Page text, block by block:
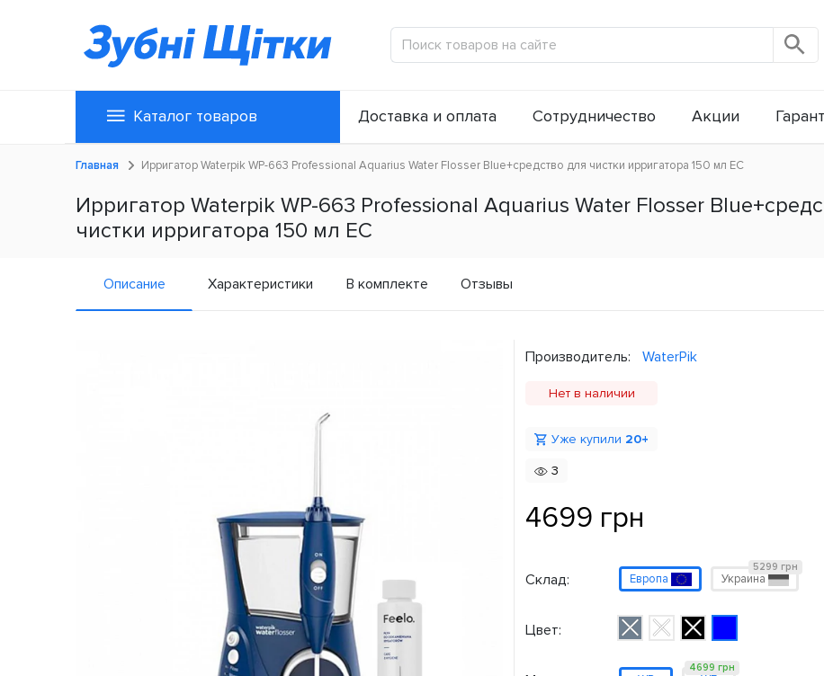
Каталог товаров Доставка и оплата Сотрудничество Акции
Главная Ирригатор Waterpik WP-663 Professional Aquarius Water Flosser Blue+средство для чистки ирригатора 150 мл ЕС
Ирригатор Waterpik WP-663 Professional Aquarius Water Flosser
чистки ирригатора 150 мл ЕС
Описание Характеристики В комплекте Отзывы
Производитель: WaterPik
Нет в наличии
Уже купили 20+
3
4699 грн
Склад: Европа Украина
5299 грн
Цвет:
4699 грн